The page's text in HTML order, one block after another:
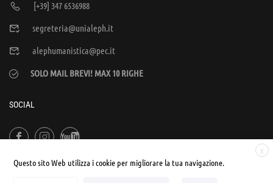
[+39] 347 6536988
segreteria@unialeph.it
alephumanistica@pec.it
SOLO MAIL BREVI! MAX 10 RIGHE
SOCIAL
X
Questo sito Web utilizza i cookie per migliorare la tua navigazione.